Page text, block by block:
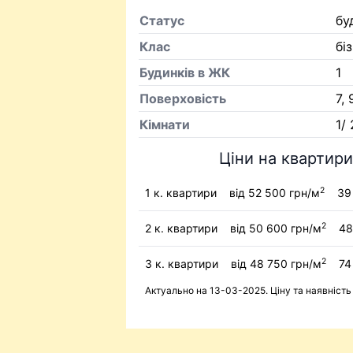
Статус
Клас
Будинків в ЖК
1
Поверховість
7,
Кiмнати
1/
Ціни на
1 к. квартири від 52 500 грн/м2
2 к. квартири від 50 600 грн/м2
3 к. квартири від 48 750 грн/м2
Актуально на 13-03-2025. Ціну та